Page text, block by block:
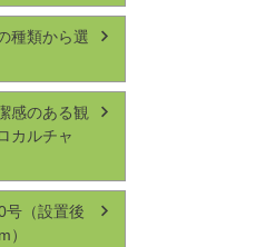
種類から選
感のある観
カルチャ
号（設置後
）